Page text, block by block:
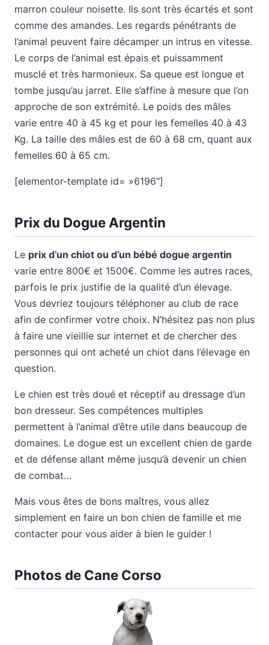
marron couleur noisette. Ils sont très écartés et sont
comme des amandes. Les regards pénétrants de
l’animal peuvent faire décamper un intrus en vitesse.
Le corps de l’animal est épais et puissamment
musclé et très harmonieux. Sa queue est longue et
tombe jusqu’au jarret. Elle s’affine à mesure que l’on
approche de son extrémité. Le poids des mâles
varie entre 40 à 45 kg et pour les femelles 40 à 43
Kg. La taille des mâles est de 60 à 68 cm, quant aux
femelles 60 à 65 cm.
[elementor-template id= »6196″]
Prix du Dogue Argentin
Le prix d’un chiot ou d’un bébé dogue argentin
varie entre 800€ et 1500€. Comme les autres races,
parfois le prix justifie de la qualité d’un élevage.
Vous devriez toujours téléphoner au club de race
afin de confirmer votre choix. N’hésitez pas non plus
à faire une vieillie sur internet et de chercher des
personnes qui ont acheté un chiot dans l’élevage en
question.
Le chien est très doué et réceptif au dressage d’un
bon dresseur. Ses compétences multiples
permettent à l’animal d’être utile dans beaucoup de
domaines. Le dogue est un excellent chien de garde
et de défense allant même jusqu’à devenir un chien
de combat…
Mais vous êtes de bons maîtres, vous allez
simplement en faire un bon chien de famille et me
contacter pour vous aider à bien le guider !
Photos de Cane Corso